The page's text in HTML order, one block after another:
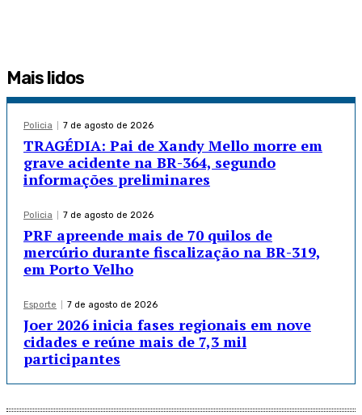
Mais lidos
Policia 7 de agosto de 2026
TRAGÉDIA: Pai de Xandy Mello morre em
grave acidente na BR-364, segundo
informações preliminares
Policia 7 de agosto de 2026
PRF apreende mais de 70 quilos de
mercúrio durante fiscalização na BR-319,
em Porto Velho
Esporte 7 de agosto de 2026
Joer 2026 inicia fases regionais em nove
cidades e reúne mais de 7,3 mil
participantes